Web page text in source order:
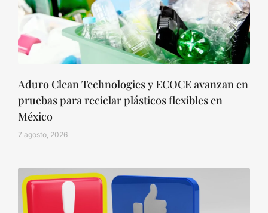
Aduro Clean Technologies y ECOCE avanzan en
pruebas para reciclar plásticos flexibles en
México
7 agosto, 2026